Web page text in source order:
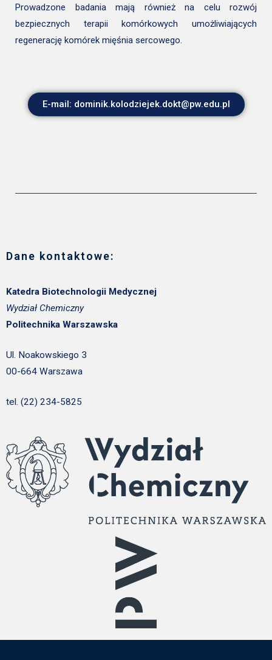
Prowadzone badania mają również na celu rozwój
bezpiecznych terapii komórkowych umożliwiających
regenerację komórek mięśnia sercowego.
E-mail: dominik.kolodziejek.dokt@pw.edu.pl
Dane kontaktowe:
Katedra Biotechnologii Medycznej
Wydział Chemiczny
Politechnika Warszawska
Ul. Noakowskiego 3
00-664 Warszawa
tel. (22) 234-5825